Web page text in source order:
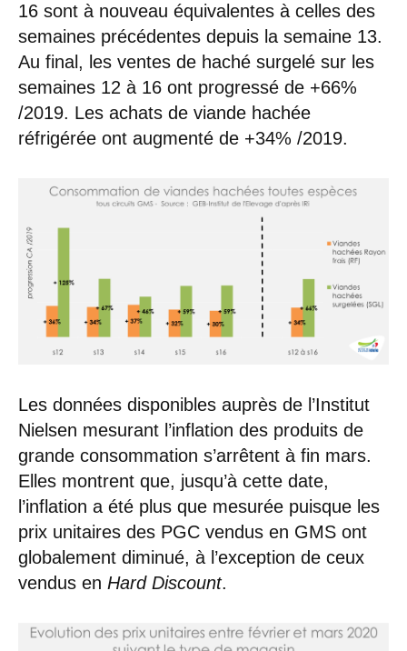
16 sont à nouveau équivalentes à celles des
semaines précédentes depuis la semaine 13.
Au final, les ventes de haché surgelé sur les
semaines 12 à 16 ont progressé de +66%
/2019. Les achats de viande hachée
réfrigérée ont augmenté de +34% /2019.
Les données disponibles auprès de l’Institut
Nielsen mesurant l’inflation des produits de
grande consommation s’arrêtent à fin mars.
Elles montrent que, jusqu’à cette date,
l’inflation a été plus que mesurée puisque les
prix unitaires des PGC vendus en GMS ont
globalement diminué, à l’exception de ceux
vendus en Hard Discount.